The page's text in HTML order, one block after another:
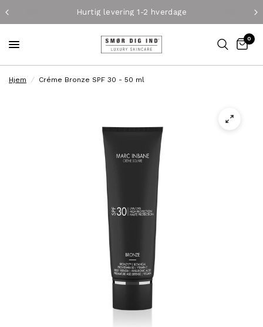
Hurtig levering 1-2 hverdage
0
Hjem / Créme Bronze SPF 30 - 50 ml